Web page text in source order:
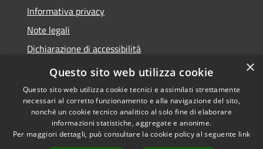
Informativa privacy
Note legali
Dichiarazione di accessibilità
Area riservata dipendenti
Accessibilità
Copyright © 2026 • Comune di
Pedrengo • Powered by
×
Questo sito web utilizza cookie
Questo sito web utilizza cookie tecnici e assimilati strettamente
necessari al corretto funzionamento e alla navigazione del sito,
nonché un cookie tecnico analitico al solo fine di elaborare
informazioni statistiche, aggregate e anonime.
Per maggiori dettagli, può consultare la cookie policy al seguente link